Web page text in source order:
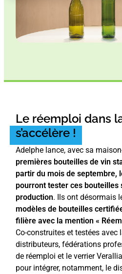
Le réemploi dans
s’accélère !
Adelphe lance, avec sa
premières bouteilles de vin
partir du mois de septembre,
pourront tester ces bouteilles
production. Ils ont désormais
modèles de bouteilles
filière avec la mention «
Co-construites et testées avec
distributeurs, fédérations
de réemploi et le verrier
pour intégrer, notamment, le